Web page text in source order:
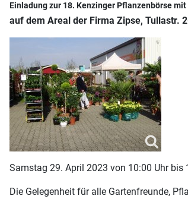
Einladung zur 18. Kenzinger Pflanzenbörse
auf dem Areal der Firma Zipse, Tullastr.
Samstag 29. April 2023 von 10:00 Uhr bis
Die Gelegenheit für alle Gartenfreunde,